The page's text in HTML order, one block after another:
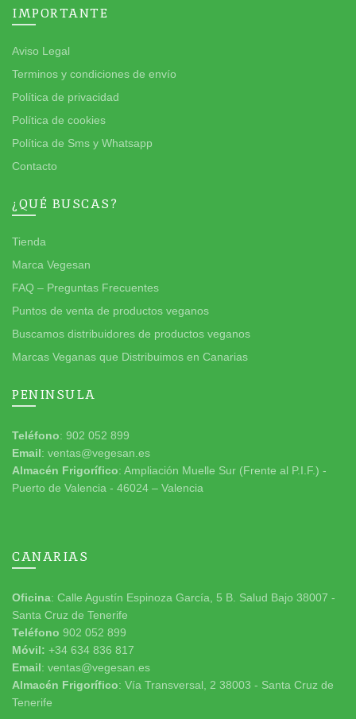
IMPORTANTE
Aviso Legal
Terminos y condiciones de envío
Política de privacidad
Política de cookies
Política de Sms y Whatsapp
Contacto
¿QUÉ BUSCAS?
Tienda
Marca Vegesan
FAQ – Preguntas Frecuentes
Puntos de venta de productos veganos
Buscamos distribuidores de productos veganos
Marcas Veganas que Distribuimos en Canarias
PENINSULA
Teléfono: 902 052 899
Email: ventas@vegesan.es
Almacén Frigorífico: Ampliación Muelle Sur (Frente al P.I.F.) -
Puerto de Valencia - 46024 – Valencia
CANARIAS
Oficina: Calle Agustín Espinoza García, 5 B. Salud Bajo 38007 -
Santa Cruz de Tenerife
Teléfono 902 052 899
Móvil: +34 634 836 817
Email: ventas@vegesan.es
Almacén Frigorífico: Vía Transversal, 2 38003 - Santa Cruz de
Tenerife